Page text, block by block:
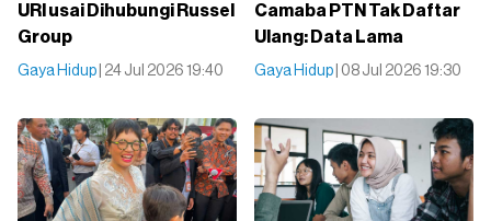
URI usai Dihubungi Russel
Group
Gaya Hidup | 24 Jul 2026 19:40
Camaba PTN Tak Daftar
Ulang: Data Lama
Gaya Hidup | 08 Jul 2026 19:30